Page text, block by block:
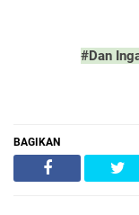
#Dan
BAGIKAN